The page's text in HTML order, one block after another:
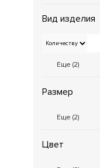
Вид изделия
Еще (2)
Размер
Еще (2)
Цвет